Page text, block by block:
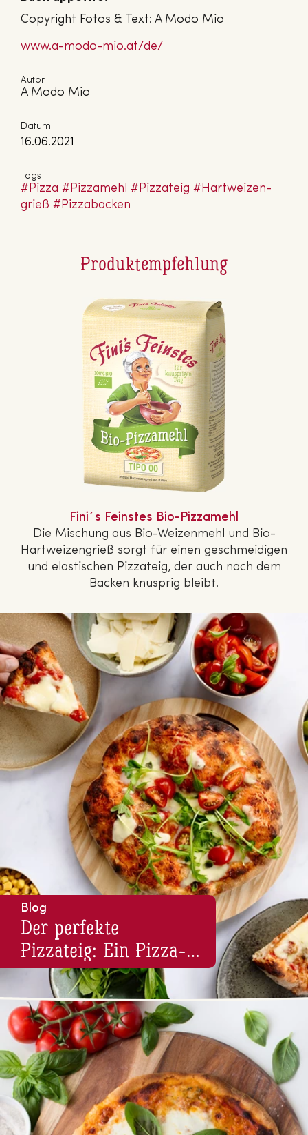
Copyright Fotos & Text: A Modo Mio
www.​a-​modo-​mio.​at/​de/
Autor
A Modo Mio
Datum
16.06.2021
Tags
#Pizza #Pizzamehl #Pizzateig #Hart­wei­zen­
grieß #Piz­za­ba­cken
Pro­dukt­emp­feh­lung
Fini´s Feinstes Bio-Pizzamehl
Die Mischung aus Bio-Wei­zen­mehl und Bio-
Hart­wei­zen­grieß sorgt für einen ge­schmei­di­gen
und elas­ti­schen Pizzateig, der auch nach dem
Backen knusprig bleibt.
Blog
Der perfekte
Pizzateig: Ein Piz­za­
bo­den wie vom
Italiener